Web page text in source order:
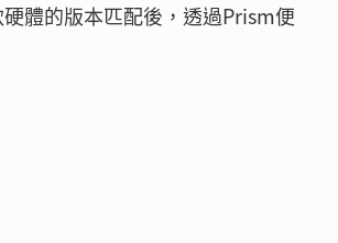
體的版本匹配後，透過Prism便